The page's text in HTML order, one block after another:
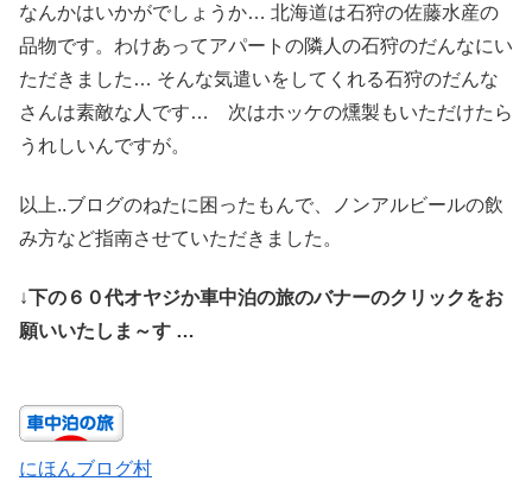
なんかはいかがでしょうか… 北海道は石狩の佐藤水産の
品物です。わけあってアパートの隣人の石狩のだんなにい
ただきました… そんな気遣いをしてくれる石狩のだんな
さんは素敵な人です… 次はホッケの燻製もいただけたら
うれしいんですが。
以上..ブログのねたに困ったもんで、ノンアルビールの飲
み方など指南させていただきました。
↓下の６０代オヤジか車中泊の旅のバナーのクリックをお
願いいたしま～す …
にほんブログ村